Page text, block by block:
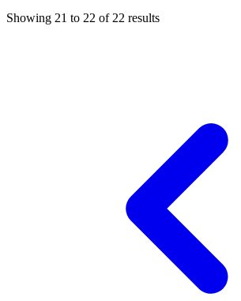
Showing 21 to 22 of 22 results